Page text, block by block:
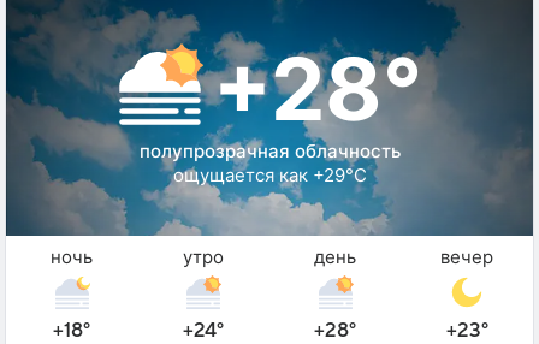
+28°
полупрозрачная облачность
ощущается как +29°C
ночь
+18°
утро
+24°
день
+28°
вечер
+23°